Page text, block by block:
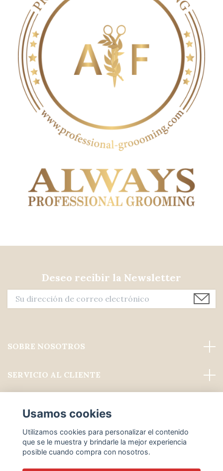
Deseo recibir la Newsletter
SOBRE NOSOTROS
SERVICIO AL CLIENTE
Medios de comunicación social
Usamos cookies
Utilizamos cookies para personalizar el contenido
que se le muestra y brindarle la mejor experiencia
posible cuando compra con nosotros.